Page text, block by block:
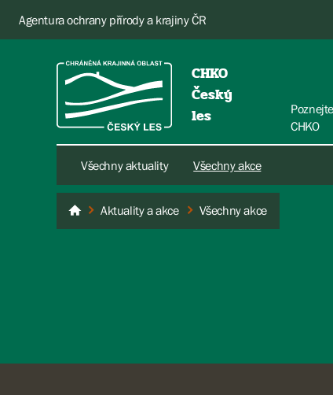
Agentura ochrany přírody a krajiny ČR
CHKO
Český
les
Poznejte
CHKO
Všechny aktuality Všechny akce
Český les
Aktuality a akce Všechny akce